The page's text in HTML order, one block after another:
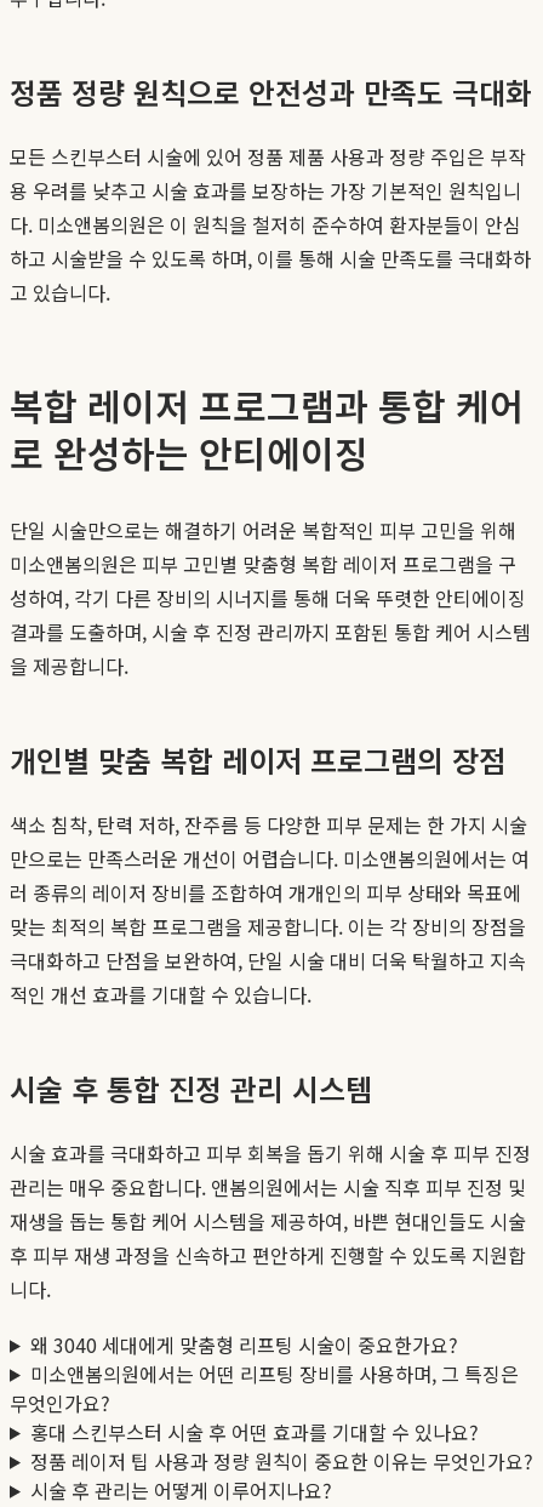
정품 정량 원칙으로 안전성과 만족도 극대화
모든 스킨부스터 시술에 있어 정품 제품 사용과 정량 주입은 부작
용 우려를 낮추고 시술 효과를 보장하는 가장 기본적인 원칙입니
다. 미소앤봄의원은 이 원칙을 철저히 준수하여 환자분들이 안심
하고 시술받을 수 있도록 하며, 이를 통해 시술 만족도를 극대화하
고 있습니다.
복합 레이저 프로그램과 통합 케어
로 완성하는 안티에이징
단일 시술만으로는 해결하기 어려운 복합적인 피부 고민을 위해
미소앤봄의원은 피부 고민별 맞춤형 복합 레이저 프로그램을 구
성하여, 각기 다른 장비의 시너지를 통해 더욱 뚜렷한 안티에이징
결과를 도출하며, 시술 후 진정 관리까지 포함된 통합 케어 시스템
을 제공합니다.
개인별 맞춤 복합 레이저 프로그램의 장점
색소 침착, 탄력 저하, 잔주름 등 다양한 피부 문제는 한 가지 시술
만으로는 만족스러운 개선이 어렵습니다. 미소앤봄의원에서는 여
러 종류의 레이저 장비를 조합하여 개개인의 피부 상태와 목표에
맞는 최적의 복합 프로그램을 제공합니다. 이는 각 장비의 장점을
극대화하고 단점을 보완하여, 단일 시술 대비 더욱 탁월하고 지속
적인 개선 효과를 기대할 수 있습니다.
시술 후 통합 진정 관리 시스템
시술 효과를 극대화하고 피부 회복을 돕기 위해 시술 후 피부 진정
관리는 매우 중요합니다. 앤봄의원에서는 시술 직후 피부 진정 및
재생을 돕는 통합 케어 시스템을 제공하여, 바쁜 현대인들도 시술
후 피부 재생 과정을 신속하고 편안하게 진행할 수 있도록 지원합
니다.
왜 3040 세대에게 맞춤형 리프팅 시술이 중요한가요?
미소앤봄의원에서는 어떤 리프팅 장비를 사용하며, 그 특징은
무엇인가요?
홍대 스킨부스터 시술 후 어떤 효과를 기대할 수 있나요?
정품 레이저 팁 사용과 정량 원칙이 중요한 이유는 무엇인가요?
시술 후 관리는 어떻게 이루어지나요?